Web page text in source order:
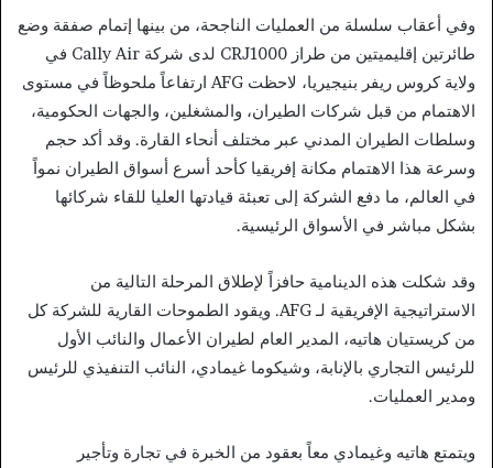
وفي أعقاب سلسلة من العمليات الناجحة، من بينها إتمام صفقة وضع
طائرتين إقليميتين من طراز CRJ1000 لدى شركة Cally Air في
ولاية كروس ريفر بنيجيريا، لاحظت AFG ارتفاعاً ملحوظاً في مستوى
الاهتمام من قبل شركات الطيران، والمشغلين، والجهات الحكومية،
وسلطات الطيران المدني عبر مختلف أنحاء القارة. وقد أكد حجم
وسرعة هذا الاهتمام مكانة إفريقيا كأحد أسرع أسواق الطيران نمواً
في العالم، ما دفع الشركة إلى تعبئة قيادتها العليا للقاء شركائها
بشكل مباشر في الأسواق الرئيسية.
وقد شكلت هذه الدينامية حافزاً لإطلاق المرحلة التالية من
الاستراتيجية الإفريقية لـ AFG. ويقود الطموحات القارية للشركة كل
من كريستيان هاتيه، المدير العام لطيران الأعمال والنائب الأول
للرئيس التجاري بالإنابة، وشيكوما غيمادي، النائب التنفيذي للرئيس
ومدير العمليات.
ويتمتع هاتيه وغيمادي معاً بعقود من الخبرة في تجارة وتأجير